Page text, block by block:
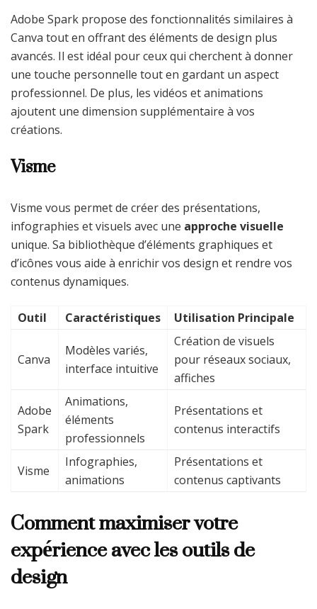
Adobe Spark propose des fonctionnalités similaires à
Canva tout en offrant des éléments de design plus
avancés. Il est idéal pour ceux qui cherchent à donner
une touche personnelle tout en gardant un aspect
professionnel. De plus, les vidéos et animations
ajoutent une dimension supplémentaire à vos
créations.
Visme
Visme vous permet de créer des présentations,
infographies et visuels avec une approche visuelle
unique. Sa bibliothèque d’éléments graphiques et
d’icônes vous aide à enrichir vos design et rendre vos
contenus dynamiques.
Outil Caractéristiques Utilisation Principale
Canva
Modèles variés,
interface intuitive
Création de visuels
pour réseaux sociaux,
affiches
Adobe
Spark
Animations,
éléments
professionnels
Présentations et
contenus interactifs
Visme
Infographies,
animations
Présentations et
contenus captivants
Comment maximiser votre
expérience avec les outils de
design